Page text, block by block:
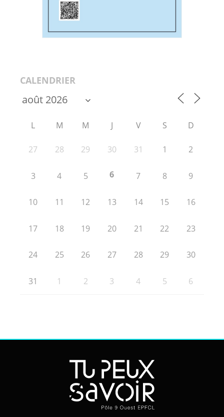
CALENDRIER
L M M J V S D
27 28 29 30 31 1 2
3 4 5 6 7 8 9
10 11 12 13 14 15 16
17 18 19 20 21 22 23
24 25 26 27 28 29 30
31 1 2 3 4 5 6